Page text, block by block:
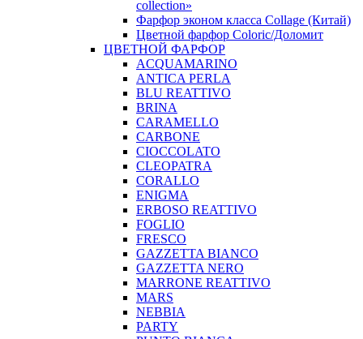
collection»
Фарфор эконом класса Collage (Китай)
Цветной фарфор Coloric/Доломит
ЦВЕТНОЙ ФАРФОР
ACQUAMARINO
ANTICA PERLA
BLU REATTIVO
BRINA
CARAMELLO
CARBONE
CIOCCOLATO
CLEOPATRA
CORALLO
ENIGMA
ERBOSO REATTIVO
FOGLIO
FRESCO
GAZZETTA BIANCO
GAZZETTA NERO
MARRONE REATTIVO
MARS
NEBBIA
PARTY